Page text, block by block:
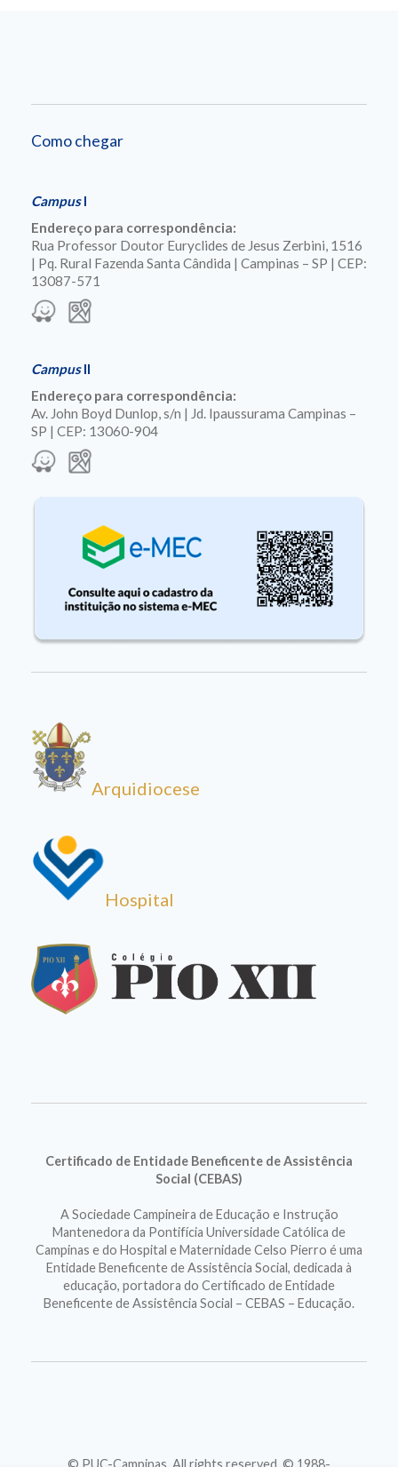
Como chegar
CampusI
Endereço para correspondência:
Rua Professor Doutor Euryclides de Jesus Zerbini, 1516
| Pq. Rural Fazenda Santa Cândida | Campinas – SP | CEP:
13087-571
CampusII
Endereço para correspondência:
Av. John Boyd Dunlop, s/n | Jd. Ipaussurama Campinas –
SP | CEP: 13060-904
Arquidiocese
Hospital
Certificado de Entidade Beneficente de Assistência
Social (CEBAS)
A Sociedade Campineira de Educação e Instrução
Mantenedora da Pontifícia Universidade Católica de
Campinas e do Hospital e Maternidade Celso Pierro é uma
Entidade Beneficente de Assistência Social, dedicada à
educação, portadora do Certificado de Entidade
Beneficente de Assistência Social – CEBAS – Educação.